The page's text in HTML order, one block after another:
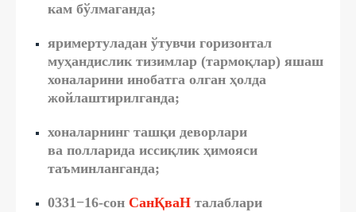
кам бўлмаганда;
яримертуладан ўтувчи горизонтал
муҳандислик тизимлар (тармоқлар) яшаш
хоналарини инобатга олган ҳолда
жойлаштирилганда;
хоналарнинг ташқи деворлари
ва полларида иссиқлик ҳимояси
таъминланганда;
0331−16-сон СанҚваН талаблари